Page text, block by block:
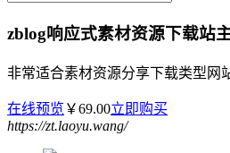
zblog响应式素材资源下载站
非常适合素材资源分享下载类型网
在线预览 ￥69.00立即购买
https://zt.laoyu.wang/